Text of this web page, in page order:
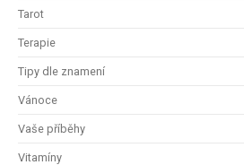
Tarot
Terapie
Tipy dle znamení
Vánoce
Vaše příběhy
Vitamíny